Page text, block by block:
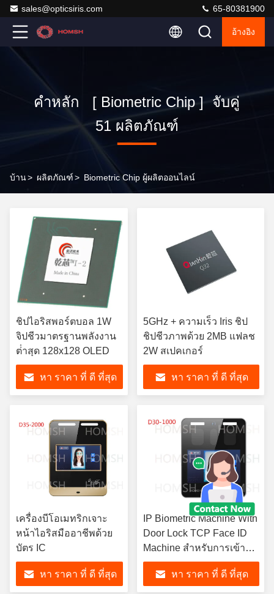
sales@opticsiris.com 65-80381900
อ้างอิง
คำหลัก [ Biometric Chip ] จับคู่
51 ผลิตภัณฑ์
บ้าน> ผลิตภัณฑ์> Biometric Chip ผู้ผลิตออนไลน์
ชิปไอริสพอร์ตบอล 1W
จิปชีวมาตรฐานพลังงาน
ต่ําสุด 128x128 OLED
หา ราคา ที่ ดี ที่สุด
5GHz + ความเร็ว Iris ชิป
ชิปชีวภาพด้วย 2MB แฟลช
2W สเปคเกอร์
หา ราคา ที่ ดี ที่สุด
เครื่องบีโอเมทริกเจาะ
หน้าไอริสมืออาชีพด้วย
บัตร IC
หา ราคา ที่ ดี ที่สุด
IP Biometric Machine With
Door Lock TCP Face ID
Machine สําหรับการเข้า
ร่วมงาน
หา ราคา ที่ ดี ที่สุด